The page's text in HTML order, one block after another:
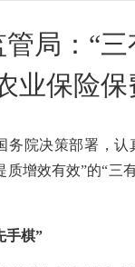
管局：“
业保险
决策部署，认
增效有效”的“
手棋”